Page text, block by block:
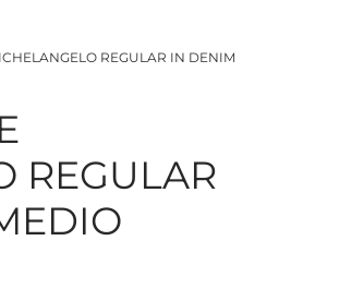
REGULAR IN DENIM
REGULAR